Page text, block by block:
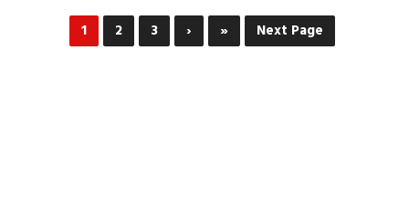
1 2 3 › » Next Page